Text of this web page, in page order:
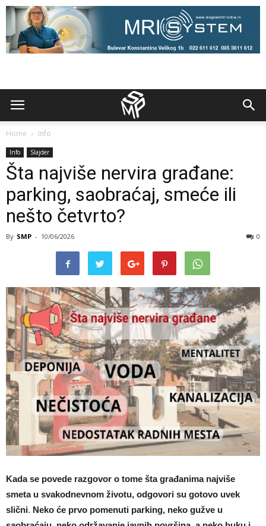
Home Info
Info Slajder
Šta najviše nervira građane:
parking, saobraćaj, smeće ili
nešto četvrto?
By SMP - 10/06/2026 0
Kada se povede razgovor o tome šta građanima najviše
smeta u svakodnevnom životu, odgovori su gotovo uvek
slični. Neko će prvo pomenuti parking, neko gužve u